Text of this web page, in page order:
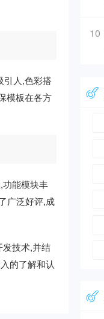
引人,色彩搭
模板在各方
能模块丰
广泛好评,成
技术,并结
的了解和认
10